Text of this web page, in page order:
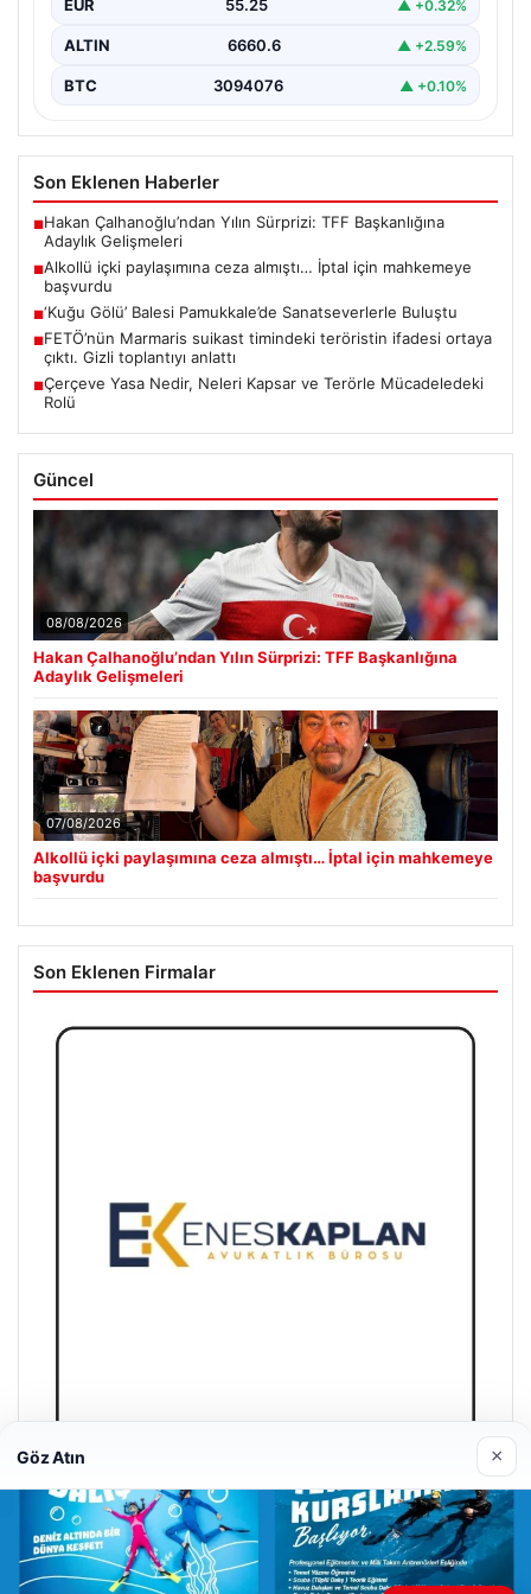
EUR 55.25 ▲ +0.32%
ALTIN 6660.6 ▲ +2.59%
BTC 3094076 ▲ +0.10%
Son Eklenen Haberler
■Hakan Çalhanoğlu’ndan Yılın Sürprizi: TFF Başkanlığına
Adaylık Gelişmeleri
■Alkollü içki paylaşımına ceza almıştı… İptal için mahkemeye
başvurdu
■‘Kuğu Gölü’ Balesi Pamukkale’de Sanatseverlerle Buluştu
■FETÖ’nün Marmaris suikast timindeki teröristin ifadesi ortaya
çıktı. Gizli toplantıyı anlattı
■Çerçeve Yasa Nedir, Neleri Kapsar ve Terörle Mücadeledeki
Rolü
Güncel
08/08/2026
Hakan Çalhanoğlu’ndan Yılın Sürprizi: TFF Başkanlığına
Adaylık Gelişmeleri
07/08/2026
Alkollü içki paylaşımına ceza almıştı… İptal için mahkemeye
başvurdu
Son Eklenen Firmalar
Trend Yapı Akustik
18/04/2026
Göz Atın ×